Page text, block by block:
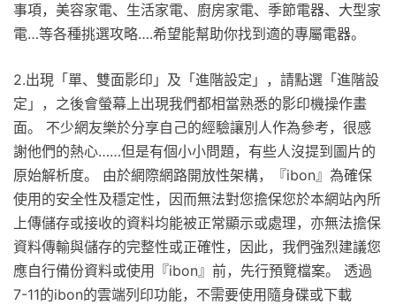
事項，美容家電、生活家電、廚房家電、季節電器、大型家
電…等各種挑選攻略….希望能幫助你找到適的專屬電器。
2.出現「單、雙面影印」及「進階設定」，請點選「進階設
定」，之後會螢幕上出現我們都相當熟悉的影印機操作畫
面。 不少網友樂於分享自己的經驗讓別人作為參考，很感
謝他們的熱心……但是有個小小問題，有些人沒提到圖片的
原始解析度。 由於網際網路開放性架構，『ibon』為確保
使用的安全性及穩定性，因而無法對您擔保您於本網站內所
上傳儲存或接收的資料均能被正常顯示或處理，亦無法擔保
資料傳輸與儲存的完整性或正確性，因此，我們強烈建議您
應自行備份資料或使用『ibon』前，先行預覽檔案。 透過
7-11的ibon的雲端列印功能，不需要使用隨身碟或下載